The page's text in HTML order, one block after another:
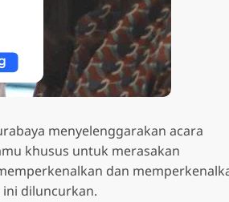
menyelenggarakan acara
khusus untuk merasakan
dan
ini diluncurkan.